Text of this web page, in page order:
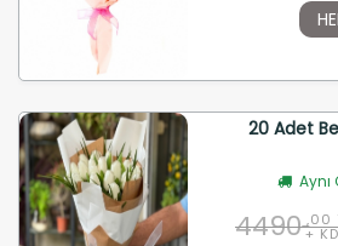
20 Adet
Aynı
4490 ,00
+